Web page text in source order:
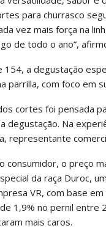
para churrasco
vez mais força na
de todo o ano”,
154, a degustação
parrilla, com foco em
cortes foi pensada
degustação. Na
representante
consumidor, o preço
da raça Duroc,
VR, com base
1,9% no pernil entre
mais caros.